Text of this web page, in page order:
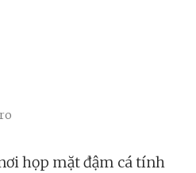
họp mặt đậm cá tính